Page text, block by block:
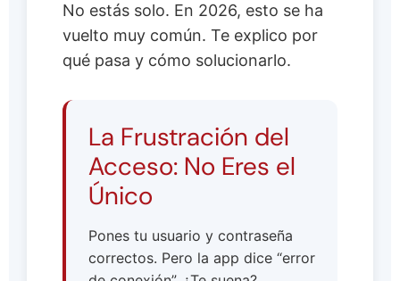
No estás solo. En 2026, esto se ha
vuelto muy común. Te explico por
qué pasa y cómo solucionarlo.
La Frustración del
Acceso: No Eres el
Único
Pones tu usuario y contraseña
correctos. Pero la app dice “error